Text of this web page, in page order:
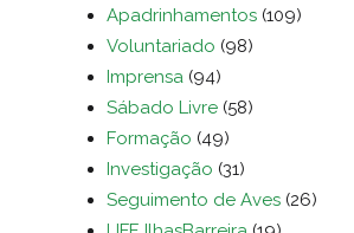
Apadrinhamentos (109)
Voluntariado (98)
Imprensa (94)
Sábado Livre (58)
Formação (49)
Investigação (31)
Seguimento de Aves (26)